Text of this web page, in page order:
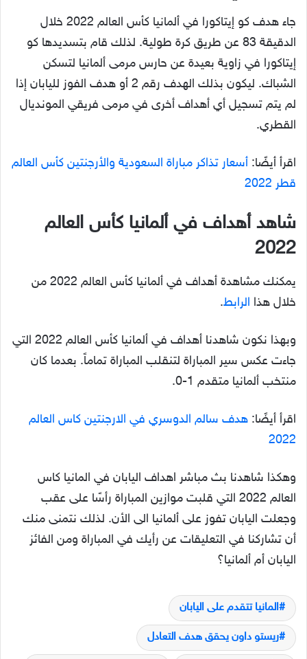
جاء هدف كو إيتاكورا في ألمانيا كأس العالم 2022 خلال
الدقيقة 83 عن طريق كرة طولية. لذلك قام بتسديدها كو
إيتاكورا في زاوية بعيدة عن حارس مرمى ألمانيا لتسكن
الشباك. ليكون بذلك الهدف رقم 2 أو هدف الفوز لليابان إذا
لم يتم تسجيل أي أهداف أخرى في مرمى فريقي المونديال
القطري.
اقرأ أيضًا: أسعار تذاكر مباراة السعودية والأرجنتين كأس العالم
قطر 2022
شاهد أهداف في ألمانيا كأس العالم
2022
يمكنك مشاهدة أهداف في ألمانيا كأس العالم 2022 من
خلال هذا الرابط.
وبهذا نكون شاهدنا أهداف في ألمانيا كأس العالم 2022 التي
جاءت عكس سير المباراة لتنقلب المباراة تماماً. بعدما كان
منتخب ألمانيا متقدم 1-0.
اقرأ أيضًا: هدف سالم الدوسري في الارجنتين كاس العالم
2022
وهكذا شاهدنا بث مباشر اهداف اليابان في المانيا كاس
العالم 2022 التي قلبت موازين المباراة رأسًا على عقب
وجعلت اليابان تفوز على ألمانيا الى الأن. لذلك نتمنى منك
أن تشاركنا في التعليقات عن رأيك في المباراة ومن الفائز
اليابان أم ألمانيا؟
المانيا تتقدم على اليابان
ريستو داون يحقق هدف التعادل